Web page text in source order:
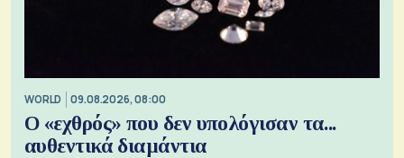
WORLD 09.08.2026, 08:00
Ο «εχθρός» που δεν υπολόγισαν τα...
αυθεντικά διαμάντια